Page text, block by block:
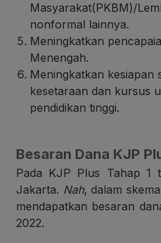
Masyarakat(PKBM)/
nonformal lainnya.
Meningkatkan
Menengah.
Meningkatkan kesiapan
kesetaraan dan kursus
pendidikan tinggi.
Besaran Dana KJP
Pada KJP Plus Tahap 1
Jakarta. Nah, dalam
mendapatkan besaran
2022.